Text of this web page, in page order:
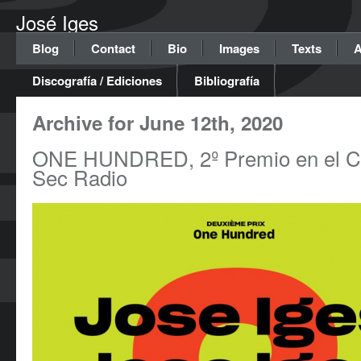
José Iges
Blog Contact Bio Images Texts
Discografía / Ediciones
Bibliografía
Archive for June 12th, 2020
ONE HUNDRED, 2º Premio en el
Sec Radio